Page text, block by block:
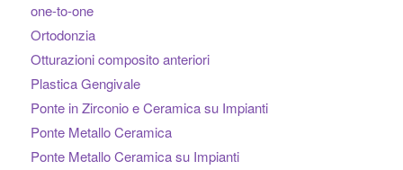
one-to-one
Ortodonzia
Otturazioni composito anteriori
Plastica Gengivale
Ponte in Zirconio e Ceramica su Impianti
Ponte Metallo Ceramica
Ponte Metallo Ceramica su Impianti